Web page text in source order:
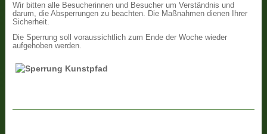
Wir bitten alle Besucherinnen und Besucher um Verständnis und
darum, die Absperrungen zu beachten. Die Maßnahmen dienen Ihrer
Sicherheit.
Die Sperrung soll voraussichtlich zum Ende der Woche wieder
aufgehoben werden.